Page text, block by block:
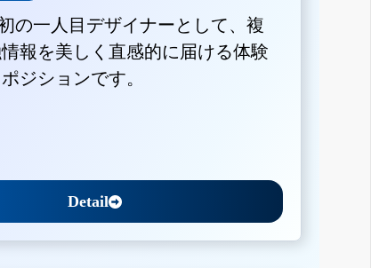
の一人目デザイナーとして、複
報を美しく直感的に届ける体験
ジションです。
Detail